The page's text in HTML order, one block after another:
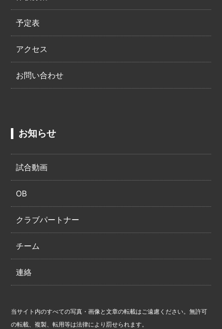
予定表
アクセス
お問い合わせ
お知らせ
試合動画
OB
クラブパートナー
チーム
連絡
当サイト内のすべての写真・画像と文章の転載はご遠慮ください。無許可
の転載、複製、転用等は法律により罰せられます。